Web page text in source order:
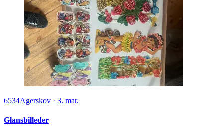
6534Agerskov · 3. mar.
Glansbilleder